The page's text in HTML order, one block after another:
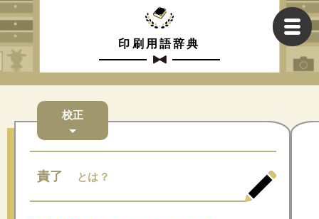
印刷用語辞典
校正
責了 とは？